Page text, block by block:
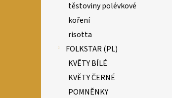
těstoviny polévkové
koření
risotta
FOLKSTAR (PL)
KVĚTY BÍLÉ
KVĚTY ČERNÉ
POMNĚNKY